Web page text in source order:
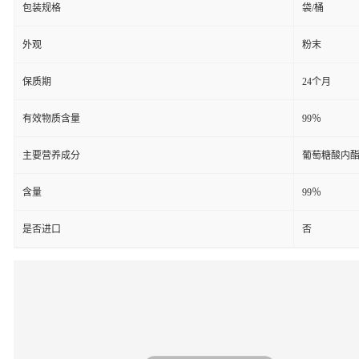
包装规格 袋/桶
外观 粉末
保质期 24个月
有效物质含量 99％
主要营养成分 葡萄糖酸内酯
含量 99％
是否进口 否